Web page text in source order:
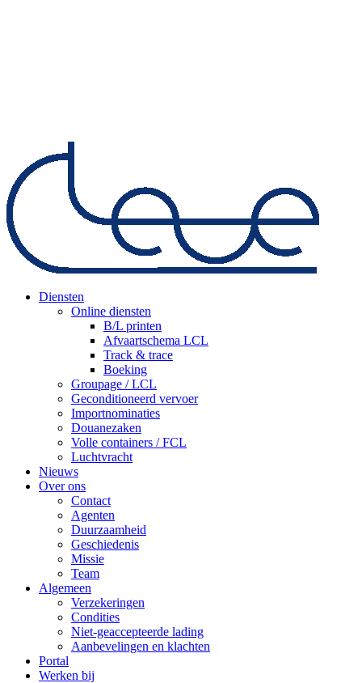
Diensten
Online diensten
B/L printen
Afvaartschema LCL
Track & trace
Boeking
Groupage / LCL
Geconditioneerd vervoer
Importnominaties
Douanezaken
Volle containers / FCL
Luchtvracht
Nieuws
Over ons
Contact
Agenten
Duurzaamheid
Geschiedenis
Missie
Team
Algemeen
Verzekeringen
Condities
Niet-geaccepteerde lading
Aanbevelingen en klachten
Portal
Werken bij